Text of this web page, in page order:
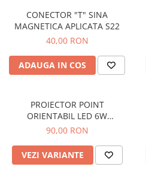
CONECTOR "T" SINA
MAGNETICA APLICATA S22
40,00 RON
ADAUGA IN COS
PROIECTOR POINT
ORIENTABIL LED 6W
3000K/4000K - 48V PE SINA
90,00 RON
VEZI VARIANTE